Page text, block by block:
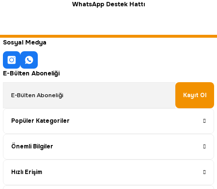
WhatsApp Destek Hattı
Sosyal Medya
E-Bülten Aboneliği
Kayıt Ol
Popüler Kategoriler
Önemli Bilgiler
Hızlı Erişim